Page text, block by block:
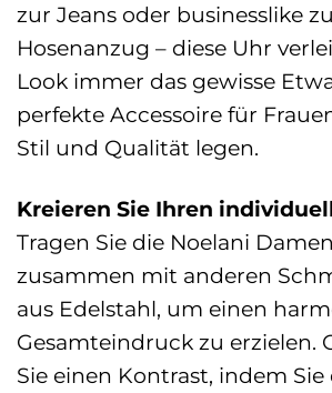
zur Jeans oder businesslike
Hosenanzug – diese Uhr
Look immer das gewisse
perfekte Accessoire für
Stil und Qualität legen.
Kreieren Sie Ihren
Tragen Sie die Noelani
zusammen mit anderen
aus Edelstahl, um einen
Gesamteindruck zu erzielen.
Sie einen Kontrast, indem